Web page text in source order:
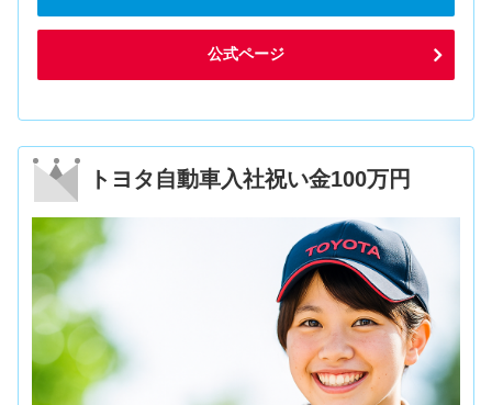
公式ページ
トヨタ自動車入社祝い金100万円